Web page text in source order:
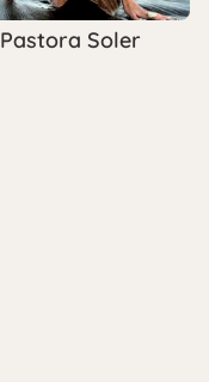
Pastora Soler